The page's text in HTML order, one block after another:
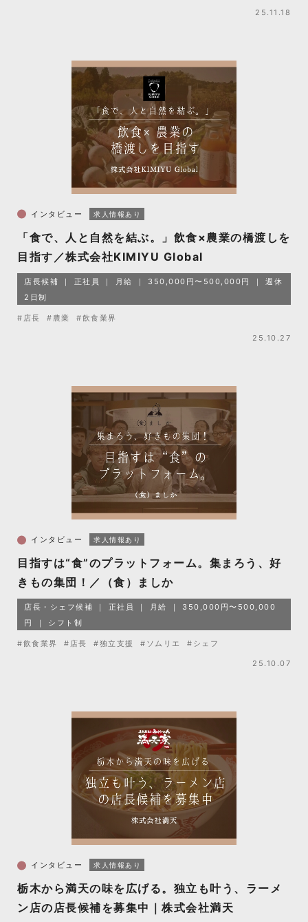
25.11.18
インタビュー 求人情報あり
「食で、人と自然を結ぶ。」飲食×農業の橋渡しを
目指す／株式会社KIMIYU Global
店長候補 正社員 月給 350,000円〜500,000円
週休
2日制
#店長 #農業 #飲食業界
25.10.27
インタビュー 求人情報あり
目指すは“食”のプラットフォーム。集まろう、好
きもの集団！／（食）ましか
店長・シェフ候補 正社員 月給
350,000円〜500,000
円
シフト制
#飲食業界 #店長 #独立支援 #ソムリエ #シェフ
25.10.07
インタビュー 求人情報あり
栃木から満天の味を広げる。独立も叶う、ラーメ
ン店の店長候補を募集中｜株式会社満天